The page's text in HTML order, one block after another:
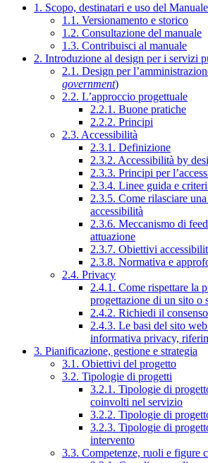
1. Scopo, destinatari e uso del
1.1. Versionamento e storico
1.2. Consultazione del manuale
1.3. Contribuisci al manuale
2. Introduzione al design per i servizi
2.1. Design per
government)
2.2. L’approccio progettuale
2.2.1. Buone pratiche
2.2.2. Principi
2.3. Accessibilità
2.3.1. Definizione
2.3.2. Accessibilità by
2.3.3. Principi per
2.3.4. Linee guida e
2.3.5. Come rilasciare
accessibilità
2.3.6. Meccanismo di
attuazione
2.3.7. Obiettivi
2.3.8. Normativa e
2.4. Privacy
2.4.1. Come rispettare la
progettazione di un sito o
2.4.2. Richiedi il
2.4.3. Le basi del sito
informativa privacy,
3. Pianificazione, gestione e strategia
3.1. Obiettivi del progetto
3.2. Tipologie di progetti
3.2.1. Tipologie di
coinvolti nel servizio
3.2.2. Tipologie di
3.2.3. Tipologie di
intervento
3.3. Competenze, ruoli e figure